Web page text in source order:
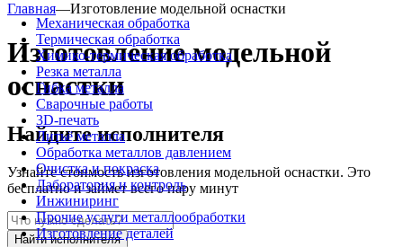
Механическая обработка
Термическая обработка
Химико-термическая обработка
Резка металла
Гибка металла
Сварочные работы
3D-печать
Литьё металла
Обработка металлов давлением
Очистка и покраска
Лаборатория и контроль
Инжиниринг
Прочие услуги металлообработки
Изготовление деталей
Главная—Изготовление модельной оснастки
Изготовление модельной
оснастки
Найдите исполнителя
Узнайте стоимость изготовления модельной оснастки. Это
бесплатно и займет всего пару минут
Найти исполнителя